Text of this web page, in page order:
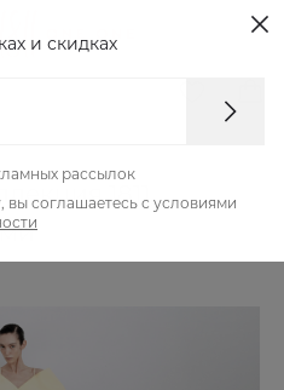
1811,
и скидках
рассылок
соглашаетесь с условиями